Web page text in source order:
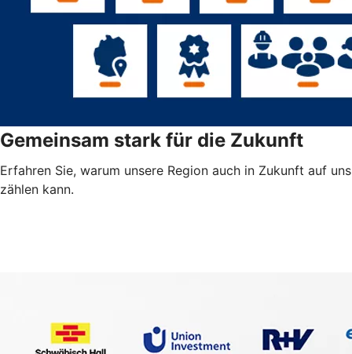
Gemeinsam stark für die Zukunft
Erfahren Sie, warum unsere Region auch in Zukunft auf uns
zählen kann.